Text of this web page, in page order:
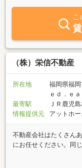
ください。「あなたの
報力でお客様のご希望
ます。是非、当社へご
こ
（株）栄信不動産
所在地
福岡県福
ｅｄ．ｅ
最寄駅
ＪＲ鹿児
情報提供元
アットホー
不動産会社はたくさん
にお任せください。同
約金や家賃が異なる場